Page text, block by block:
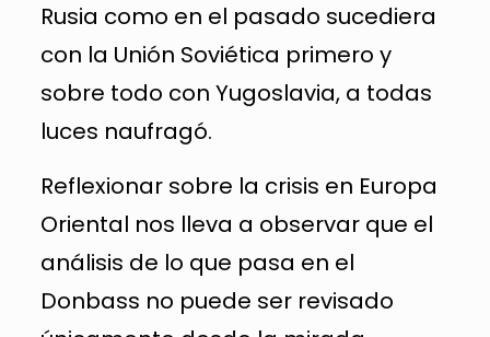
Rusia como en el pasado sucediera
con la Unión Soviética primero y
sobre todo con Yugoslavia, a todas
luces naufragó.
Reflexionar sobre la crisis en Europa
Oriental nos lleva a observar que el
análisis de lo que pasa en el
Donbass no puede ser revisado